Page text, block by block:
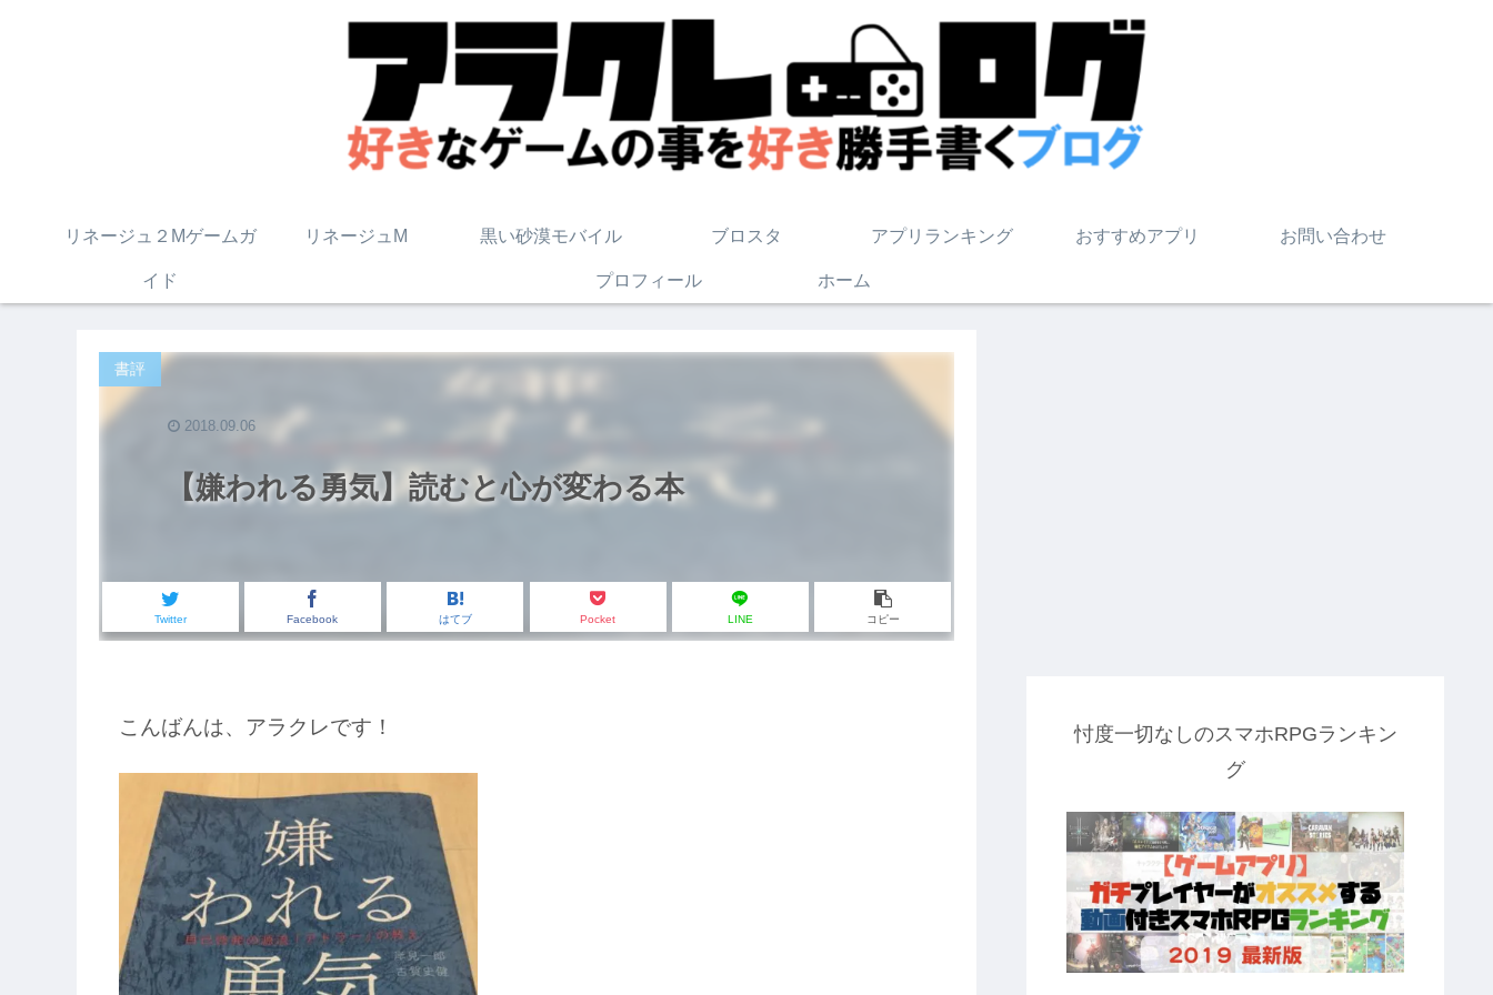
リネージュ２Mゲームガ
イド
リネージュM 黒い砂漠モバイル ブロスタ アプリランキング おすすめアプリ お問い合わせ
プロフィール ホーム
【嫌われる勇気】読むと心が変わる本
書評
Twitter Facebook はてブ Pocket LINE コピー
2018.09.06
こんばんは、アラクレです！
忖度一切なしのスマホRPGランキン
グ